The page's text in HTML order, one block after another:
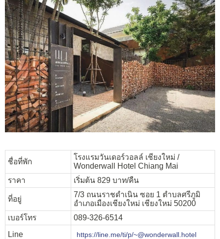
ชื่อที่พัก
โรงแรมวันเดอร์วอลล์ เชียงใหม่ /
Wonderwall Hotel Chiang Mai
ราคา
เริ่มต้น 829 บาท/คืน
ที่อยู่
7/3 ถนนราชดำเนิน ซอย 1 ตำบลศรีภูมิ
อำเภอเมืองเชียงใหม่ เชียงใหม่ 50200
เบอร์โทร
089-326-6514
Line
https://line.me/ti/p/~@wonderwall.hotel